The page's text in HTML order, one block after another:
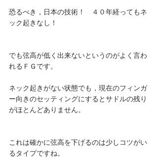
恐るべき，日本の技術！　４０年経ってもネ
ック起きなし！
でも弦高が低く出来ないというのがよく言わ
れるＦＧです。
ネック起きがない状態でも，現在のフィンガ
ー向きのセッティングにするとサドルの残り
がほとんどありません。
これは確かに弦高を下げるのは少しコツがい
るタイプですね。